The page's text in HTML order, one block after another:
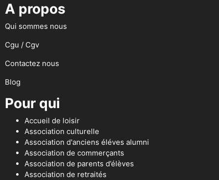
A propos
Qui sommes nous
Cgu / Cgv
Contactez nous
Blog
Pour qui
Accueil de loisir
Association culturelle
Association d'anciens éléves alumni
Association de commerçants
Association de parents d’élèves
Association de retraités